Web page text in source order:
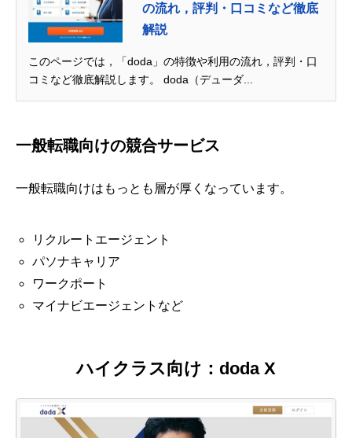
の流れ，評判・口コミなど徹底
解説
このページでは，「doda」の特徴や利用の流れ，評判・口
コミなど徹底解説します。 doda（デューダ...
一般転職向けの競合サービス
一般転職向けはもっとも層が厚くなっています。
リクルートエージェント
パソナキャリア
ワークポート
マイナビエージェントなど
ハイクラス向け：doda X